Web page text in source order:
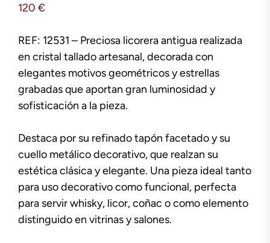
120 €
REF: 12531 – Preciosa licorera antigua realizada
en cristal tallado artesanal, decorada con
elegantes motivos geométricos y estrellas
grabadas que aportan gran luminosidad y
sofisticación a la pieza.
Destaca por su refinado tapón facetado y su
cuello metálico decorativo, que realzan su
estética clásica y elegante. Una pieza ideal tanto
para uso decorativo como funcional, perfecta
para servir whisky, licor, coñac o como elemento
distinguido en vitrinas y salones.